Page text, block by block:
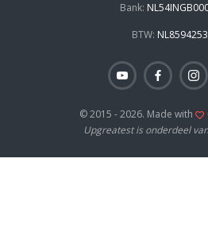
Bank:
BTW:
© 2015 - 2026. Made with
Upgreatest is onderdeel